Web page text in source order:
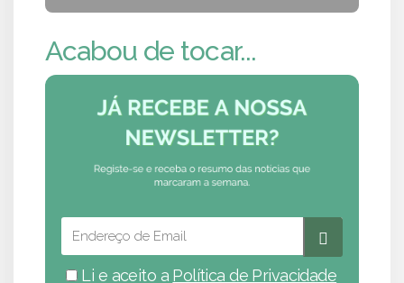
Acabou de tocar...
Li e aceito a Política de Privacidade